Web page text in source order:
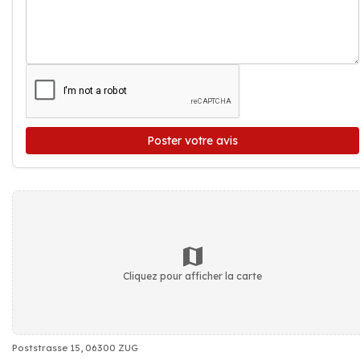
Poster votre avis
Cliquez pour afficher la carte
Poststrasse 15, 06300 ZUG